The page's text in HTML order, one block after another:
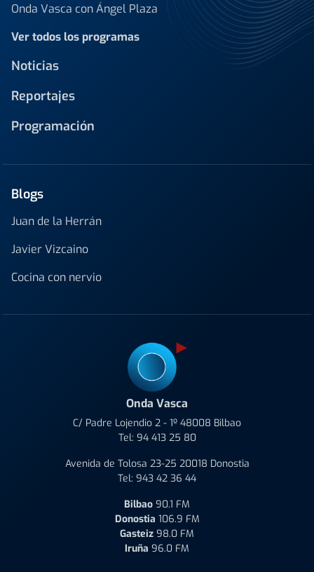
Onda Vasca con Ángel Plaza
Ver todos los programas
Noticias
Reportajes
Programación
Blogs
Juan de la Herrán
Javier Vizcaino
Cocina con nervio
Onda Vasca
C/ Padre Lojendio 2 - 1º 48008 Bilbao
Tel: 94 413 25 80
Avenida de Tolosa 23-25 20018 Donostia
Tel: 943 42 36 44
Bilbao 90.1 FM
Donostia 106.9 FM
Gasteiz 98.0 FM
Iruña 96.0 FM